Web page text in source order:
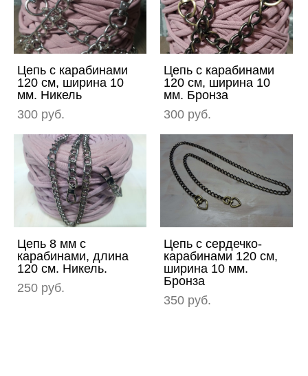
Цепь с карабинами
120 см, ширина 10
мм. Никель
300 pуб.
Цепь с карабинами
120 см, ширина 10
мм. Бронза
300 pуб.
Цепь 8 мм с
карабинами, длина
120 см. Никель.
250 pуб.
Цепь с сердечко-
карабинами 120 см,
ширина 10 мм.
Бронза
350 pуб.